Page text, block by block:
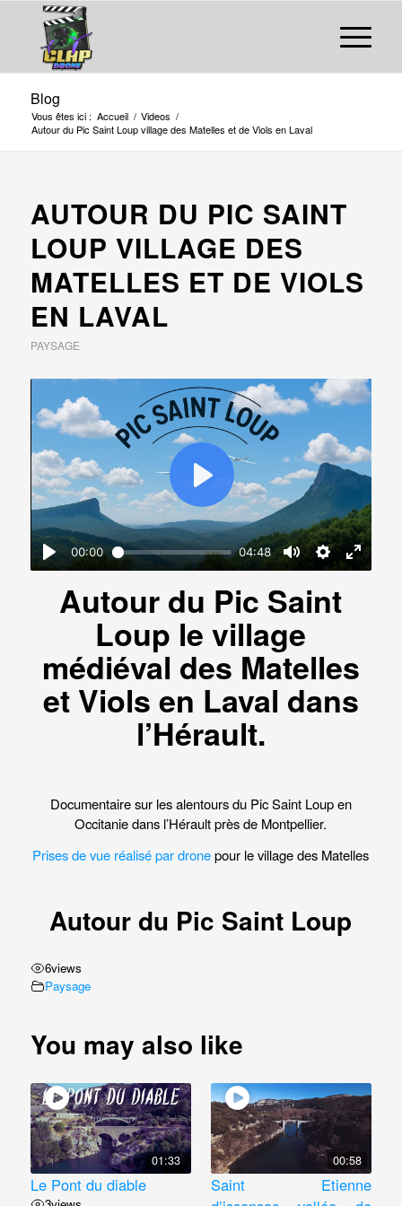
Blog
Vous êtes ici : Accueil / Videos /
Autour du Pic Saint Loup village des Matelles et de Viols en Laval
AUTOUR DU PIC SAINT
LOUP VILLAGE DES
MATELLES ET DE VIOLS
EN LAVAL
PAYSAGE
Autour du Pic Saint
Loup le village
médiéval des Matelles
et Viols en Laval dans
l’Hérault.
Documentaire sur les alentours du Pic Saint Loup en
Occitanie dans l’Hérault près de Montpellier.
Prises de vue réalisé par dronepour le village des Matelles
Autour du Pic Saint Loup
6views
Paysage
You may also like
01:33
Le Pont du diable
00:58
Saint Etienne